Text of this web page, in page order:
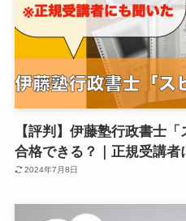
【評判】伊藤塾行政書士
合格できる？｜正規受講者
2024年7月8日